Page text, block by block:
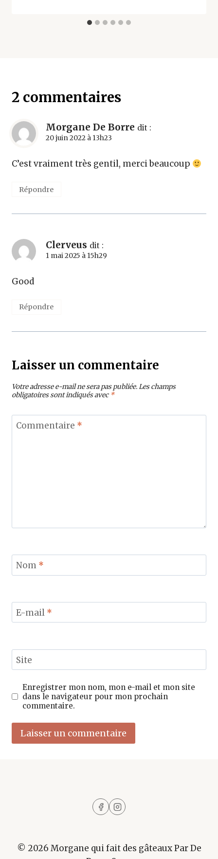
2 commentaires
Morgane De Borre dit :
20 juin 2022 à 13h23
C’est vraiment très gentil, merci beaucoup
Répondre
Clerveus dit :
1 mai 2025 à 15h29
Good
Répondre
Laisser un commentaire
Votre adresse e-mail ne sera pas publiée.Les champs
obligatoires sont indiqués avec *
Commentaire *
Nom *
E-mail *
Site
Enregistrer mon nom, mon e-mail et mon site
dans le navigateur pour mon prochain
commentaire.
© 2026 Morgane qui fait des gâteaux Par De